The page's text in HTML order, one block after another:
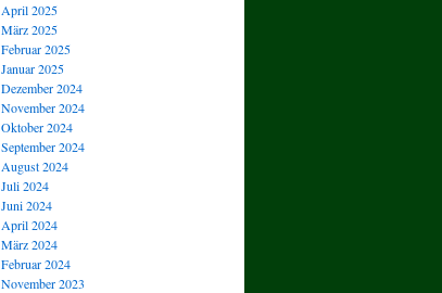
April 2025
März 2025
Februar 2025
Januar 2025
Dezember 2024
November 2024
Oktober 2024
September 2024
August 2024
Juli 2024
Juni 2024
April 2024
März 2024
Februar 2024
November 2023